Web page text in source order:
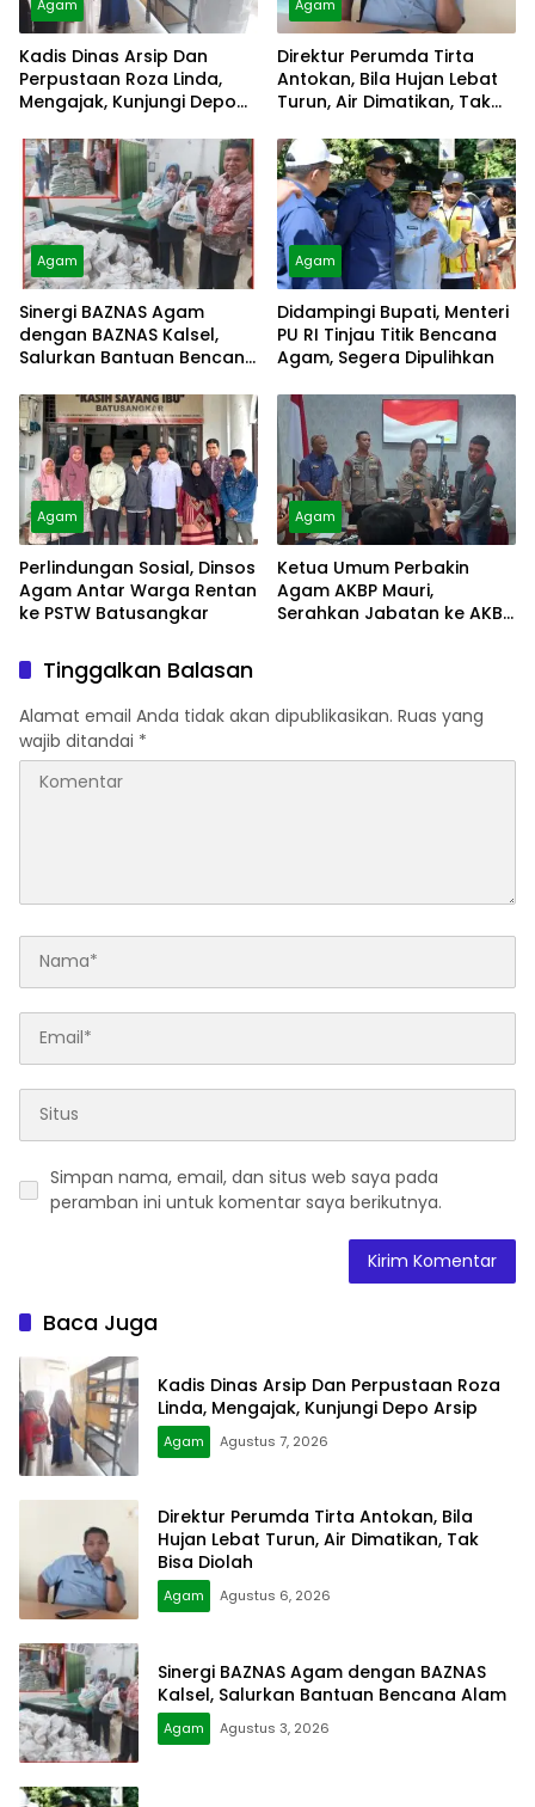
Agam
Kadis Dinas Arsip Dan
Perpustaan Roza Linda,
Mengajak, Kunjungi Depo
Agam
Direktur Perumda Tirta
Antokan, Bila Hujan Lebat
Turun, Air Dimatikan, Tak
Agam
Sinergi BAZNAS Agam
dengan BAZNAS Kalsel,
Salurkan Bantuan Bencana
Agam
Didampingi Bupati, Menteri
PU RI Tinjau Titik Bencana
Agam, Segera Dipulihkan
Agam
Perlindungan Sosial, Dinsos
Agam Antar Warga Rentan
ke PSTW Batusangkar
Agam
Ketua Umum Perbakin
Agam AKBP Mauri,
Serahkan Jabatan ke AKBP
Tinggalkan Balasan
Alamat email Anda tidak akan dipublikasikan. Ruas yang
wajib ditandai *
Simpan nama, email, dan situs web saya pada
peramban ini untuk komentar saya berikutnya.
Baca Juga
Kadis Dinas Arsip Dan Perpustaan Roza
Linda, Mengajak, Kunjungi Depo Arsip
Agam Agustus 7, 2026
Direktur Perumda Tirta Antokan, Bila
Hujan Lebat Turun, Air Dimatikan, Tak
Bisa Diolah
Agam Agustus 6, 2026
Sinergi BAZNAS Agam dengan BAZNAS
Kalsel, Salurkan Bantuan Bencana Alam
Agam Agustus 3, 2026